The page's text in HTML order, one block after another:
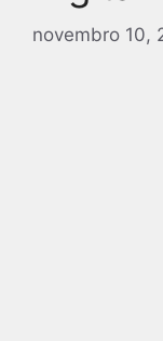
novembro 10,